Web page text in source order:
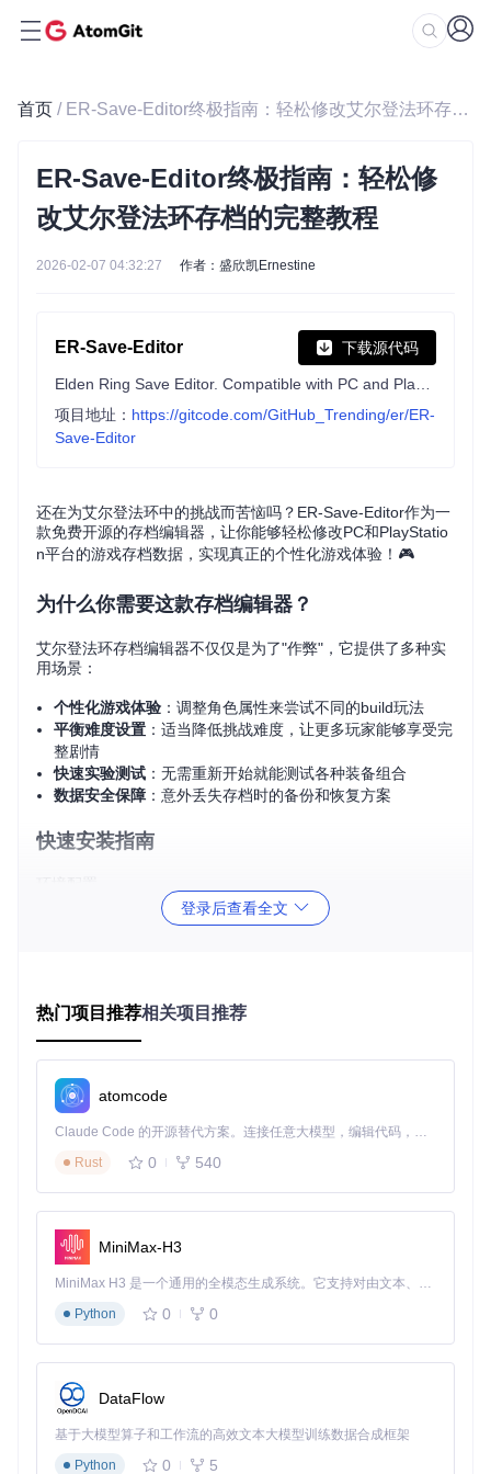
首页 / ER-Save-Editor终极指南：轻松修改艾尔登法环存档的完整教程
ER-Save-Editor终极指南：轻松修
改艾尔登法环存档的完整教程
2026-02-07 04:32:27 作者：盛欣凯Ernestine
ER-Save-Editor 下载源代码
项目地址： https://gitcode.com/GitHub_Trending/er/ER-
Save-Editor
还在为艾尔登法环中的挑战而苦恼吗？ER-Save-Editor作为一
款免费开源的存档编辑器，让你能够轻松修改PC和PlayStatio
n平台的游戏存档数据，实现真正的个性化游戏体验！🎮
为什么你需要这款存档编辑器？
艾尔登法环存档编辑器不仅仅是为了"作弊"，它提供了多种实
用场景：
个性化游戏体验 ：调整角色属性来尝试不同的build玩法
平衡难度设置 ：适当降低挑战难度，让更多玩家能够享受完
整剧情
快速实验测试 ：无需重新开始就能测试各种装备组合
数据安全保障 ：意外丢失存档时的备份和恢复方案
快速安装指南
首先确保你的系统已安装Rust编程语言环境：
项目获取与编译
获取项目并构建可执行文件：
git clone
cd ER-Save-Editor
件。
核心功能深度体验
跨平台完美兼容
ER-Save-Editor支持PC和PlayStation两大平台，无论你在哪
个设备上游戏，都能享受到相同的编辑体验。
通过直观的操作界面，你可以轻松调整：
登录后查看全文
热门项目推荐相关项目推荐
atomcode
Claude Code 的开源替代方案。连接任意大模型，编辑代码，运行命令，自动验证 — 全自动执行。用 Rust 构建，极致性能。 ｜ An open-source alternative to Claude Code. Connect any LLM, edit code, run commands, and verify changes — autonomously. Built in Rust for speed. Get Started
Rust
0 540
MiniMax-H3
MiniMax H3 是一个通用的全模态生成系统。它支持对由文本、图像、视频和音频组成的多模态上下文进行统一理解，并能生成分辨率高达 2K、时长可达 15 秒的带原生立体声音频的视频。得益于面向任务泛化的系统设计，H3 在预训练阶段就已具备广泛的多模态上下文理解与生成能力，能够出色地执行复杂的多模态指令。
Python
0 0
DataFlow
基于大模型算子和工作流的高效文本大模型训练数据合成框架
Python
0 5